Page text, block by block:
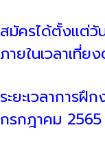
สมัครได้ตั้งแต่วั
ภายในเวลาเที่ย
ระยะเวลาการ
กรกฎาคม 2565